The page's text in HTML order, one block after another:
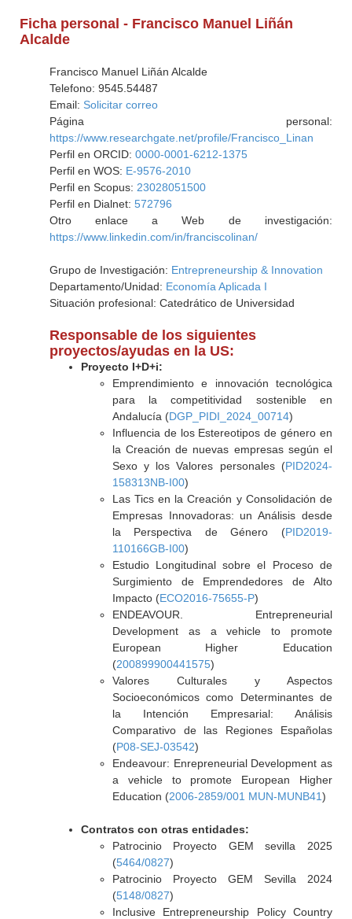
Ficha personal - Francisco Manuel Liñán
Alcalde
Francisco Manuel Liñán Alcalde
Telefono: 9545.54487
Email: Solicitar correo
Página personal:
https://www.researchgate.net/profile/Francisco_Linan
Perfil en ORCID: 0000-0001-6212-1375
Perfil en WOS: E-9576-2010
Perfil en Scopus: 23028051500
Perfil en Dialnet: 572796
Otro enlace a Web de investigación:
https://www.linkedin.com/in/franciscolinan/
Grupo de Investigación: Entrepreneurship & Innovation
Departamento/Unidad: Economía Aplicada I
Situación profesional: Catedrático de Universidad
Responsable de los siguientes
proyectos/ayudas en la US:
Proyecto I+D+i:
Emprendimiento e innovación tecnológica
para la competitividad sostenible en
Andalucía (DGP_PIDI_2024_00714)
Influencia de los Estereotipos de género en
la Creación de nuevas empresas según el
Sexo y los Valores personales (PID2024-
158313NB-I00)
Las Tics en la Creación y Consolidación de
Empresas Innovadoras: un Análisis desde
la Perspectiva de Género (PID2019-
110166GB-I00)
Estudio Longitudinal sobre el Proceso de
Surgimiento de Emprendedores de Alto
Impacto (ECO2016-75655-P)
ENDEAVOUR. Entrepreneurial
Development as a vehicle to promote
European Higher Education
(200899900441575)
Valores Culturales y Aspectos
Socioeconómicos como Determinantes de
la Intención Empresarial: Análisis
Comparativo de las Regiones Españolas
(P08-SEJ-03542)
Endeavour: Enrepreneurial Development as
a vehicle to promote European Higher
Education (2006-2859/001 MUN-MUNB41)
Contratos con otras entidades:
Patrocinio Proyecto GEM sevilla 2025
(5464/0827)
Patrocinio Proyecto GEM Sevilla 2024
(5148/0827)
Inclusive Entrepreneurship Policy Country